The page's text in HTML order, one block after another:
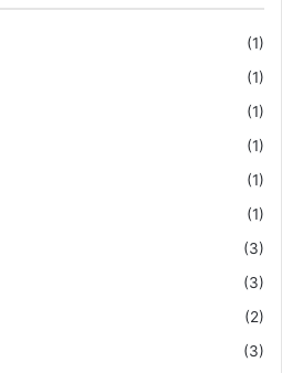
(1)
(1)
(1)
(1)
(1)
(1)
(3)
(3)
(2)
(3)